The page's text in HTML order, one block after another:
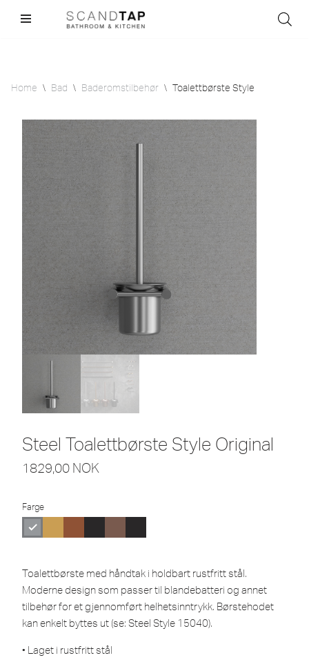
Home \ Bad \ Baderomstilbehør \ Toalettbørste Style
Steel Toalettbørste Style Original
1829,00 NOK
Farge
Toalettbørste med håndtak i holdbart rustfritt stål.
Moderne design som passer til blandebatteri og annet
tilbehør for et gjennomført helhetsinntrykk. Børstehodet
kan enkelt byttes ut (se: Steel Style 15040).
• Laget i rustfritt stål